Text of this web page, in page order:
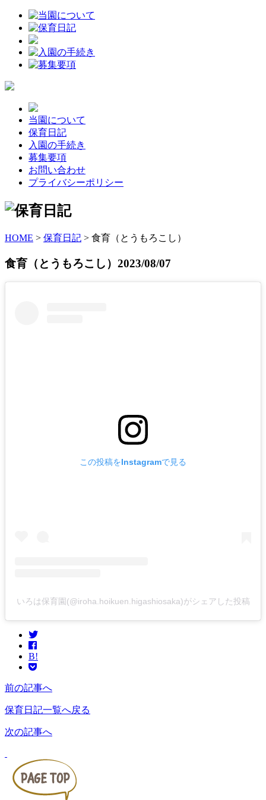
当園について
保育日記
入園の手続き
募集要項
お問い合わせ
プライバシーポリシー
HOME > 保育日記 > 食育（とうもろこし）
食育（とうもろこし） 2023/08/07
この投稿をInstagramで見る
いろは保育園(@iroha.hoikuen.higashiosaka)がシェアした投稿
B!
前の記事へ
保育日記一覧へ戻る
次の記事へ